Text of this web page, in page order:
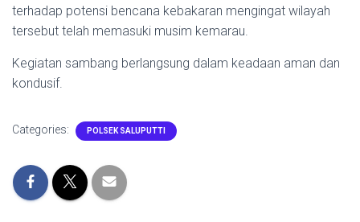
terhadap potensi bencana kebakaran mengingat wilayah
tersebut telah memasuki musim kemarau.
Kegiatan sambang berlangsung dalam keadaan aman dan
kondusif.
Categories: POLSEK SALUPUTTI